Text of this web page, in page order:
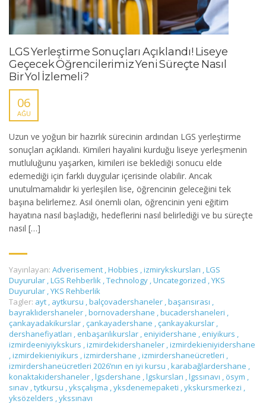
LGS Yerleştirme Sonuçları Açıklandı! Liseye
Geçecek Öğrencilerimiz Yeni Süreçte Nasıl
Bir Yol İzlemeli?
06
AĞU
Uzun ve yoğun bir hazırlık sürecinin ardından LGS yerleştirme
sonuçları açıklandı. Kimileri hayalini kurduğu liseye yerleşmenin
mutluluğunu yaşarken, kimileri ise beklediği sonucu elde
edemediği için farklı duygular içerisinde olabilir. Ancak
unutulmamalıdır ki yerleşilen lise, öğrencinin geleceğini tek
başına belirlemez. Asıl önemli olan, öğrencinin yeni eğitim
hayatına nasıl başladığı, hedeflerini nasıl belirlediği ve bu süreçte
nasıl […]
Yayınlayan: Adverisement ,Hobbies ,izmirykskursları ,LGS
Duyurular ,LGS Rehberlik ,Technology ,Uncategorized ,YKS
Duyurular ,YKS Rehberlik
Tagler: ayt , aytkursu ,balçovadershaneler ,başarısırası ,
bayraklıdershaneler ,bornovadershane ,bucadershaneleri ,
çankayadakikurslar , çankayadershane , çankayakurslar ,
dershanefiyatları , enbaşarılıkurslar , eniyidershane , eniyikurs ,
izmirdeeniyiykskurs ,izmirdekidershaneler ,izmirdekieniyidershane
,izmirdekieniyikurs ,izmirdershane ,izmirdershaneücretleri ,
izmirdershaneücretleri 2026’nın en iyi kursu ,karabağlardershane ,
konaktakidershaneler ,lgsdershane ,lgskursları ,lgssınavı , ösym ,
sınav ,tytkursu ,yksçalışma ,yksdenemepaketi ,ykskursmerkezi ,
yksözelders ,ykssınavı